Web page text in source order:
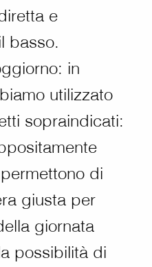
e
basso.
in
utilizzato
sopraindicati:
di
giusta per
giornata
possibilità di